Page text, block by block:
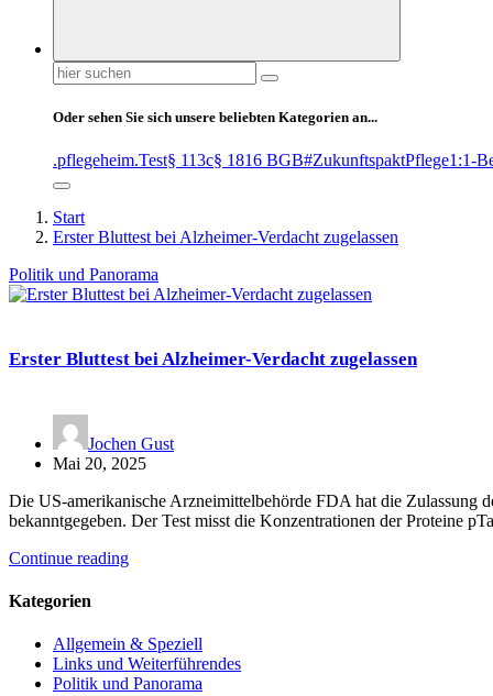
Suchen
nach:
Oder sehen Sie sich unsere beliebten Kategorien an...
.pflegeheim.Test§ 113c§ 1816 BGB#ZukunftspaktPflege1:1-
Start
Erster Bluttest bei Alzheimer-Verdacht zugelassen
Politik und Panorama
Erster Bluttest bei Alzheimer-Verdacht zugelassen
Jochen Gust
Mai 20, 2025
Die US-amerikanische Arzneimittelbehörde FDA hat die Zulassung
bekanntgegeben. Der Test misst die Konzentrationen der Proteine
Continue reading
Kategorien
Allgemein & Speziell
Links und Weiterführendes
Politik und Panorama